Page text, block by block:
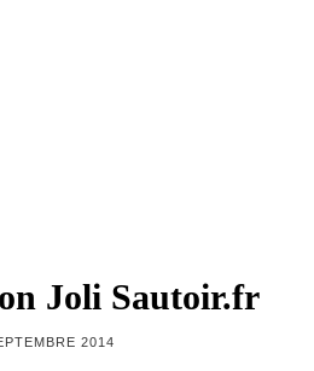
Joli Sautoir.fr
2014